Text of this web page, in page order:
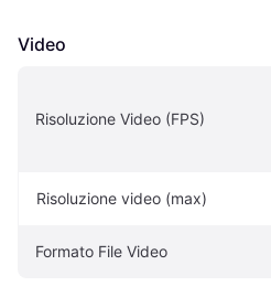
Video
Risoluzione Video (FPS)
Risoluzione video (max)
Formato File Video